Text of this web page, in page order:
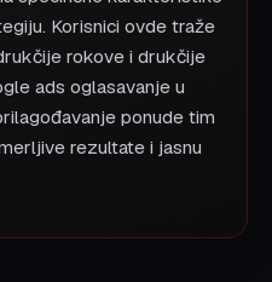
Korisnici ovde traže
rokove i drukčije
ads oglasavanje u
ponude tim
rezultate i jasnu